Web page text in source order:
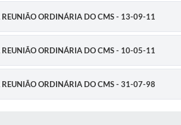
ORDINÁRIA DO CMS - 13-09-11
ORDINÁRIA DO CMS - 10-05-11
ORDINÁRIA DO CMS - 31-07-98